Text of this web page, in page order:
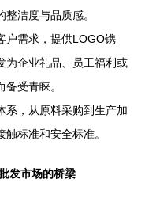
洁度与品质感。
户需求，提供LOGO镌
为企业礼品、员工福利或
受青睐。
系，从原料采购到生产加
标准和安全标准。
发市场的桥梁